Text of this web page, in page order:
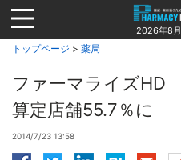
Jump
to
navigation
2026年8月
トップページ > 薬局
ファーマライズ
算定店舗55.7％に
2014/7/23 13:58